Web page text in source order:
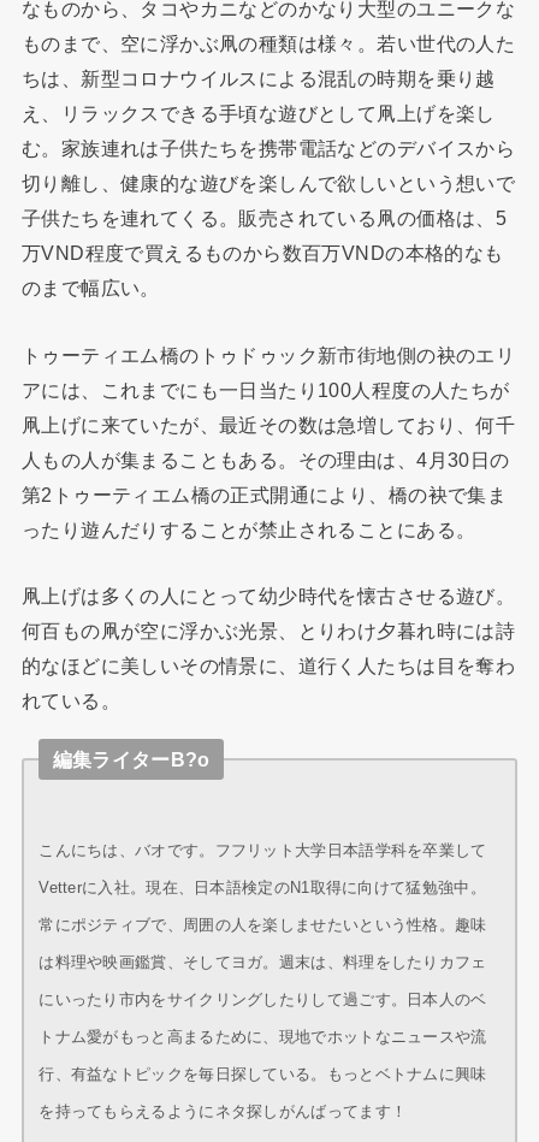
なものから、タコやカニなどのかなり大型のユニークな
ものまで、空に浮かぶ凧の種類は様々。若い世代の人た
ちは、新型コロナウイルスによる混乱の時期を乗り越
え、リラックスできる手頃な遊びとして凧上げを楽し
む。家族連れは子供たちを携帯電話などのデバイスから
切り離し、健康的な遊びを楽しんで欲しいという想いで
子供たちを連れてくる。販売されている凧の価格は、5
万VND程度で買えるものから数百万VNDの本格的なも
のまで幅広い。
トゥーティエム橋のトゥドゥック新市街地側の袂のエリ
アには、これまでにも一日当たり100人程度の人たちが
凧上げに来ていたが、最近その数は急増しており、何千
人もの人が集まることもある。その理由は、4月30日の
第2トゥーティエム橋の正式開通により、橋の袂で集ま
ったり遊んだりすることが禁止されることにある。
凧上げは多くの人にとって幼少時代を懐古させる遊び。
何百もの凧が空に浮かぶ光景、とりわけ夕暮れ時には詩
的なほどに美しいその情景に、道行く人たちは目を奪わ
れている。
編集ライターB?o
こんにちは、バオです。フフリット大学日本語学科を卒業して
Vetterに入社。現在、日本語検定のN1取得に向けて猛勉強中。
常にポジティブで、周囲の人を楽しませたいという性格。趣味
は料理や映画鑑賞、そしてヨガ。週末は、料理をしたりカフェ
にいったり市内をサイクリングしたりして過ごす。日本人のベ
トナム愛がもっと高まるために、現地でホットなニュースや流
行、有益なトピックを毎日探している。もっとベトナムに興味
を持ってもらえるようにネタ探しがんばってます！